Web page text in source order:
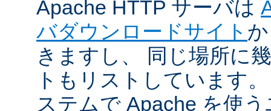
Apache HTTP サーバは
バダウンロードサイト
きますし、 同じ場所に
トもリストしています
ステムで Apache を使